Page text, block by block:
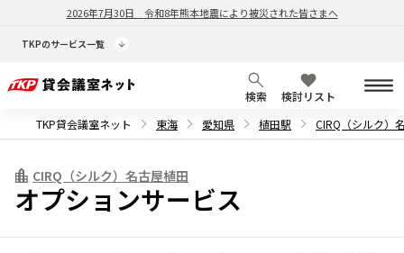
2026年7月30日 令和8年熊本地震により被災された皆さまへ
TKPのサービス一覧
検索
検討リスト
TKP貸会議室ネット
東海 愛知県 植田駅 CIRQ（シルク）
CIRQ（シルク）名古屋植田
オプションサービス